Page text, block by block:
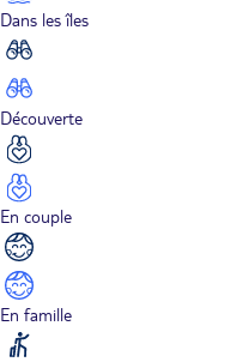
Dans les îles
Découverte
En couple
En famille